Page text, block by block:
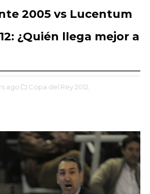
2005 vs Lucentum
¿Quién llega mejor a
ago Copa del Rey 2012,